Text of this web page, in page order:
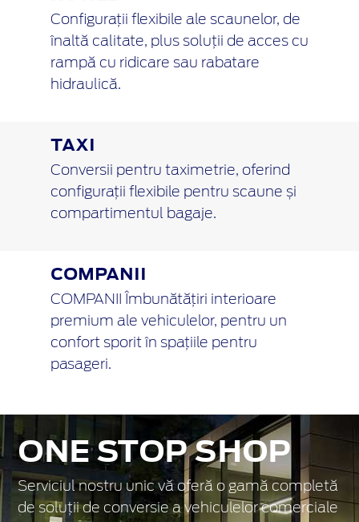
Configurații flexibile ale scaunelor, de
înaltă calitate, plus soluții de acces cu
rampă cu ridicare sau rabatare
hidraulică.
TAXI
Conversii pentru taximetrie, oferind
configurații flexibile pentru scaune și
compartimentul bagaje.
COMPANII
COMPANII Îmbunătățiri interioare
premium ale vehiculelor, pentru un
confort sporit în spațiile pentru
pasageri.
ONE STOP SHOP
Serviciul nostru unic vă oferă o gamă completă
de soluții de conversie a vehiculelor comerciale